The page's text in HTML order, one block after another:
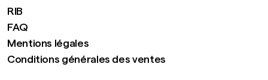
RIB
FAQ
Mentions légales
Conditions générales des ventes